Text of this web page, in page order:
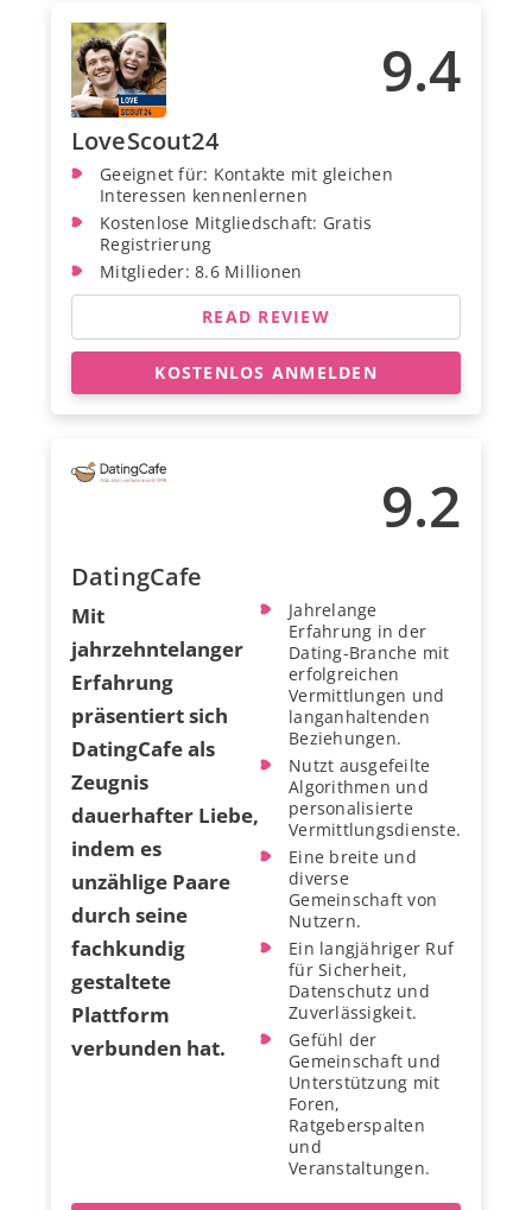
9.4
LoveScout24
Geeignet für: Kontakte mit gleichen
Interessen kennenlernen
Kostenlose Mitgliedschaft: Gratis
Registrierung
Mitglieder: 8.6 Millionen
READ REVIEW
KOSTENLOS ANMELDEN
9.2
DatingCafe
Mit
jahrzehntelanger
Erfahrung
präsentiert sich
DatingCafe als
Zeugnis
dauerhafter Liebe,
indem es
unzählige Paare
durch seine
fachkundig
gestaltete
Plattform
verbunden hat.
Jahrelange
Erfahrung in der
Dating-Branche mit
erfolgreichen
Vermittlungen und
langanhaltenden
Beziehungen.
Nutzt ausgefeilte
Algorithmen und
personalisierte
Vermittlungsdienste.
Eine breite und
diverse
Gemeinschaft von
Nutzern.
Ein langjähriger Ruf
für Sicherheit,
Datenschutz und
Zuverlässigkeit.
Gefühl der
Gemeinschaft und
Unterstützung mit
Foren,
Ratgeberspalten
und
Veranstaltungen.